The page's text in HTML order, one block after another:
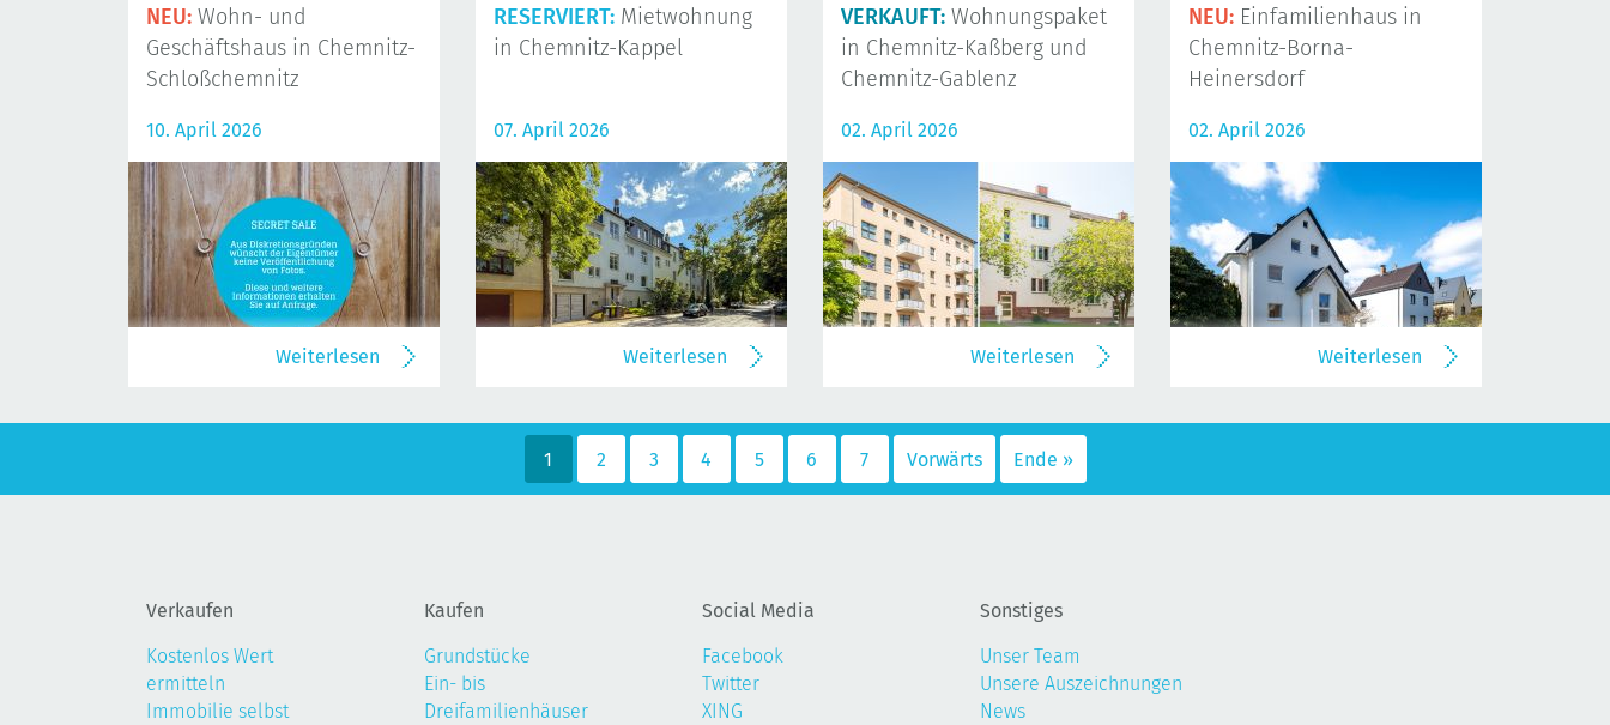
NEU: Wohn- und
Geschäftshaus in Chemnitz-
Schloßchemnitz
10. April 2026
Weiterlesen
RESERVIERT: Mietwohnung
in Chemnitz-Kappel
07. April 2026
Weiterlesen
VERKAUFT: Wohnungspaket
in Chemnitz-Kaßberg und
Chemnitz-Gablenz
02. April 2026
Weiterlesen
NEU: Einfamilienhaus in
Chemnitz-Borna-
Heinersdorf
02. April 2026
Weiterlesen
1 2 3 4 5 6 7 Vorwärts Ende »
Verkaufen
Kostenlos Wert
ermitteln
Immobilie selbst
Kaufen
Grundstücke
Ein- bis
Dreifamilienhäuser
Social Media
Facebook
Twitter
XING
Sonstiges
Unser Team
Unsere Auszeichnungen
News